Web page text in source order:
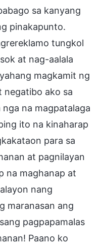
sa kanyang
pinakapunto.
tungkol
at nag-aalala
magkamit ng
negatibo ako sa
na magpatalaga
ito na kinaharap
para sa
at pagnilayan
na maghanap at
nang
maranasan ang
pagpapamalas
Paano ko